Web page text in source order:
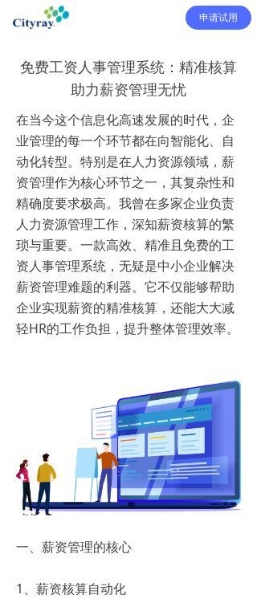
申请试用
免费工资人事管理系统：精准核算
助力薪资管理无忧
在当今这个信息化高速发展的时代，企
业管理的每一个环节都在向智能化、自
动化转型。特别是在人力资源领域，薪
资管理作为核心环节之一，其复杂性和
精确度要求极高。我曾在多家企业负责
人力资源管理工作，深知薪资核算的繁
琐与重要。一款高效、精准且免费的工
资人事管理系统，无疑是中小企业解决
薪资管理难题的利器。它不仅能够帮助
企业实现薪资的精准核算，还能大大减
轻HR的工作负担，提升整体管理效率。
一、薪资管理的核心
1、薪资核算自动化